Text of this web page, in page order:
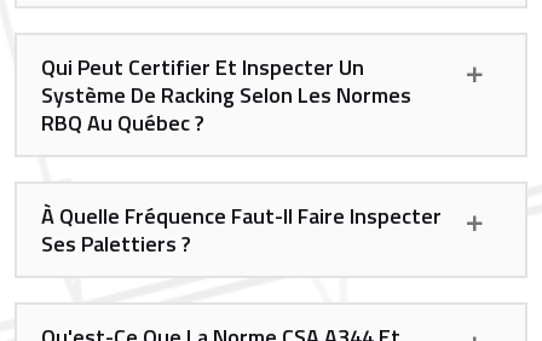
Qui Peut Certifier Et Inspecter Un
Système De Racking Selon Les Normes
RBQ Au Québec ?
À Quelle Fréquence Faut-Il Faire Inspecter
Ses Palettiers ?